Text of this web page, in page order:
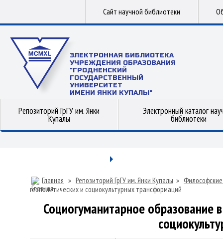
Сайт научной библиотеки
ЭЛЕКТРОННАЯ БИБЛИОТЕКА
УЧРЕЖДЕНИЯ ОБРАЗОВАНИЯ
"ГРОДНЕНСКИЙ
ГОСУДАРСТВЕННЫЙ
УНИВЕРСИТЕТ
ИМЕНИ ЯНКИ КУПАЛЫ"
Репозиторий ГрГУ им. Янки
Купалы
Электронный каталог
библиотеки
Главная » Репозиторий ГрГУ им. Янки Купалы »
геополитических и социокультурных трансформаций
Социогуманитарное образование